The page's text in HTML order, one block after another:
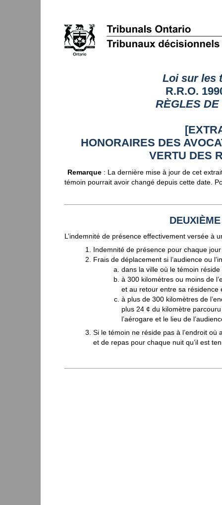
Loi sur les
R.R.O.
RÈGLES
HONORAIRES DES
VERTU DES
Remarque: La dernière mise à jour de cet
témoin pourrait avoir changé depuis cette date.
L’indemnité de présence effectivement versée à
Indemnité de présence pour chaque
Frais de déplacement si l’audience ou
dans la ville où le témoin
à 300 kilomètres ou moins de
et au retour entre sa résidence
à plus de 300 kilomètres de
plus 24 ¢ du kilomètre
l’aérogare et le lieu de
Si le témoin ne réside pas à l’endroit où
et de repas pour chaque nuit qu’il est